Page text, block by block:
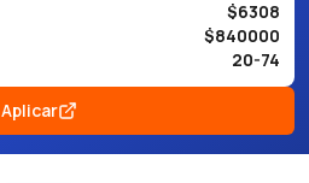
$6308
$840000
20-74
Aplicar